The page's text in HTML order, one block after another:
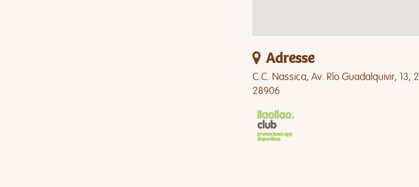
Adresse
C.C. Nassica, Av. Río Guadalquivir, 13,
28906